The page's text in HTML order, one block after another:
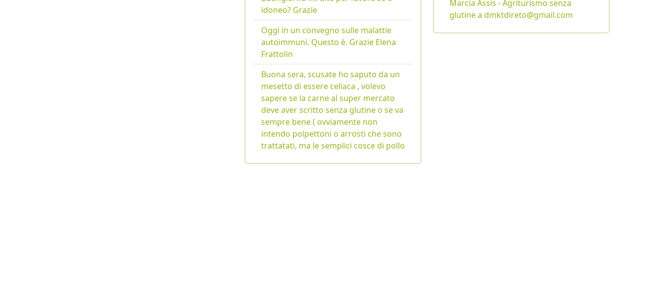
idoneo? Grazie
Oggi in un convegno sulle malattie
autoimmuni. Questo è. Grazie Elena
Frattolin
Buona sera, scusate ho saputo da un
mesetto di essere celiaca , volevo
sapere se la carne al super mercato
deve aver scritto senza glutine o se va
sempre bene ( ovviamente non
intendo polpettoni o arrosti che sono
trattatati, ma le semplici cosce di pollo
Marcia Assis - Agriturismo senza
glutine a dmktdireto@gmail.com